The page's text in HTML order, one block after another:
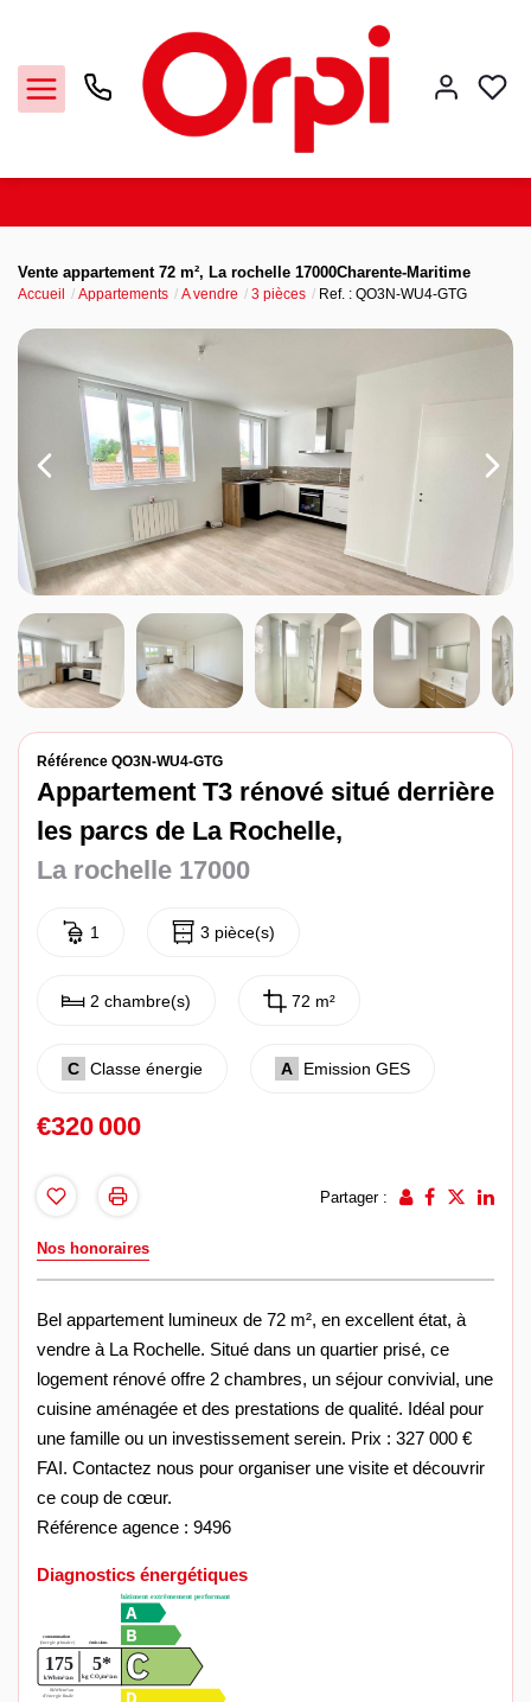
La Rochelle
Notre agence
Nos offres
Contact
Vente appartement 72 m², La rochelle 17000Charente-Maritime
Accueil Appartements A vendre 3 pièces Ref. : QO3N-WU4-GTG
Référence QO3N-WU4-GTG
Appartement T3 rénové situé derrière
les parcs de La Rochelle,
La rochelle 17000
1 3 pièce(s)
2 chambre(s) 72 m²
C Classe énergie A Emission GES
€320 000
Partager :
Nos honoraires
Bel appartement lumineux de 72 m², en excellent état, à
vendre à La Rochelle. Situé dans un quartier prisé, ce
logement rénové offre 2 chambres, un séjour convivial, une
cuisine aménagée et des prestations de qualité. Idéal pour
une famille ou un investissement serein. Prix : 327 000 €
FAI. Contactez nous pour organiser une visite et découvrir
ce coup de cœur.
Référence agence : 9496
Diagnostics énergétiques